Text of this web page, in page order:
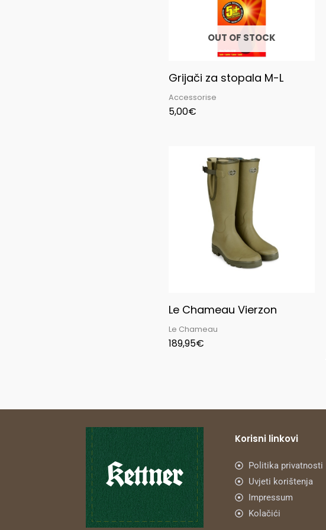
OUT OF STOCK
Grijači za stopala M-L
Accessorise
5,00€
Le Chameau Vierzon
Le Chameau
189,95€
Korisni linkovi
Politika privatnosti
Uvjeti korištenja
Impressum
Kolačići